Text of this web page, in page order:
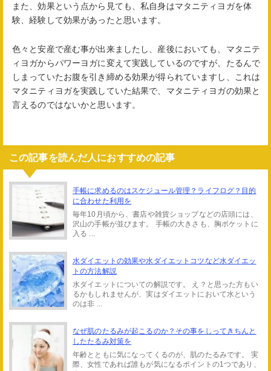
また、効果という点から見ても、私自身はマタニティヨガを体
験、経験して効果があったと思います。
色々と安産で産む事が出来ましたし、産後においても、マタニテ
ィヨガからパワーヨガに変えて実践しているのですが、たるんで
しまっていたお腹を引き締める効果が得られていますし、これは
マタニティヨガを実践していた結果で、マタニティヨガの効果と
言えるのではないかと思います。
この記事を読んだ人におすすめの記事
手帳に求めるのはスケジュール管理？ライフログ？目的
に合わせた利用を
毎年10月頃から、書店や雑貨ショップなどの店頭には、
沢山の手帳が並びます。 手帳の大きさも、胸ポケットに
入る ...
水ダイエットの効果や水ダイエットコツなど水ダイエッ
トの方法解説
水ダイエットについての解説です。 え？と思った方もい
るかもしれませんが、実はダイエットにおいて水という
のは非 ...
なぜ肌のたるみが起こるのか？その事をしってきちんと
したたるみ対策を
年齢とともに気になってくるのが、肌のたるみです。 実
際、女性であれば誰もが気になるポイントの1つであり、